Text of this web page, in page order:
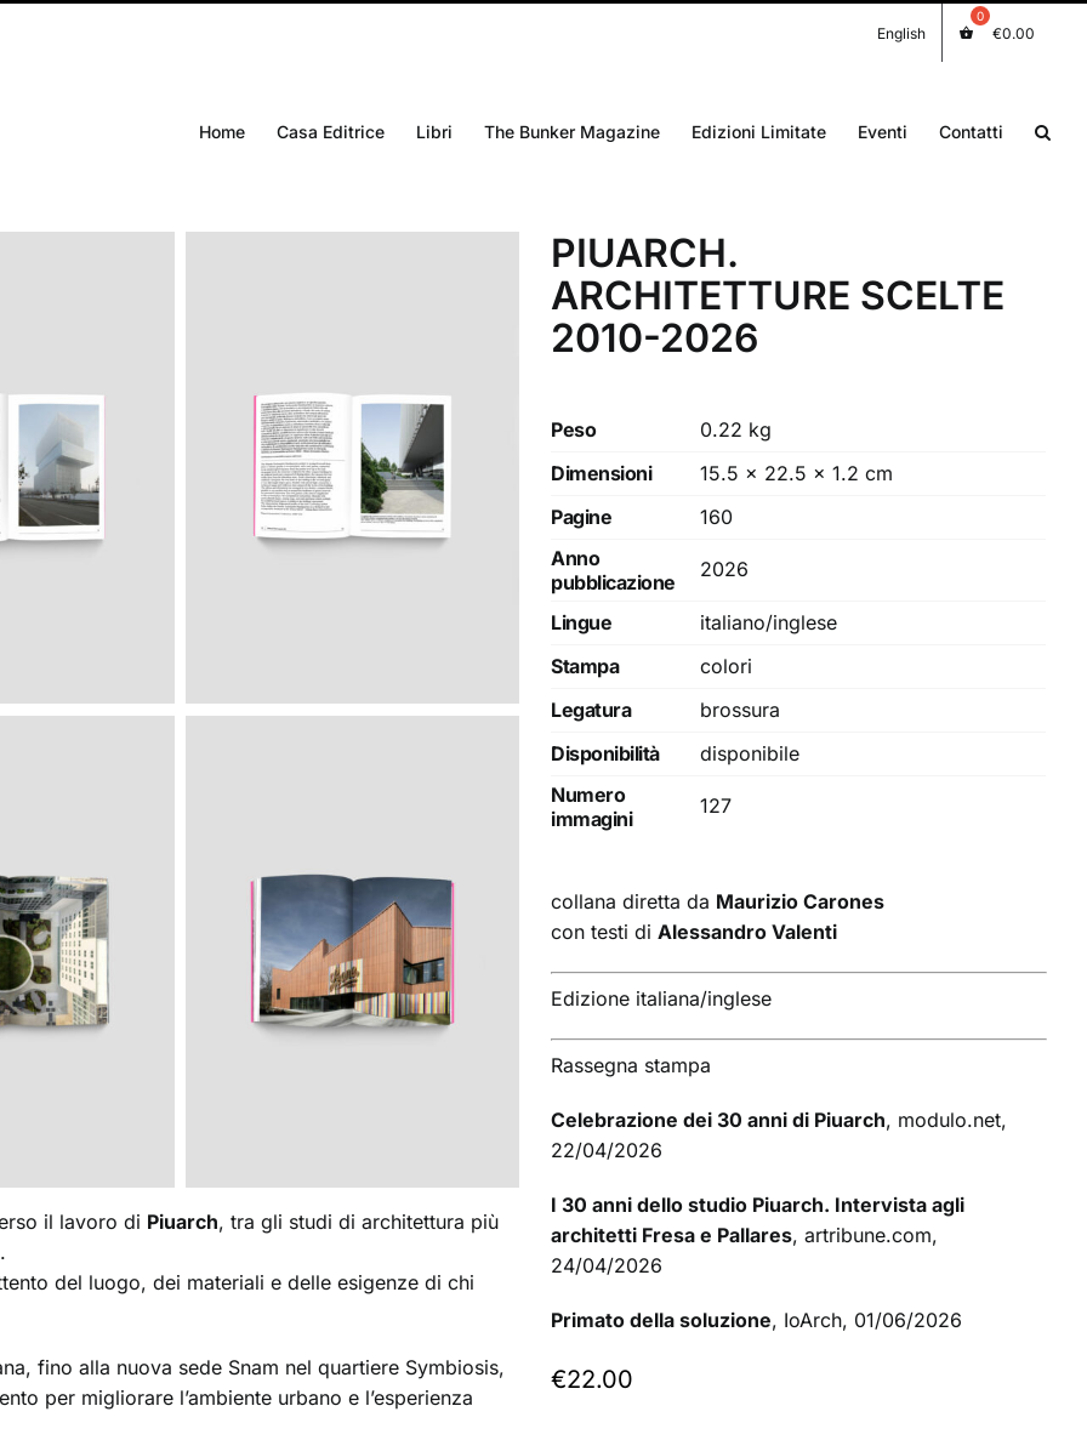
English €0.00
Home Casa Editrice Libri The Bunker Magazine Edizioni Limitate Eventi Contatti
il lavoro di Piuarch, tra gli studi di architettura più
del luogo, dei materiali e delle esigenze di chi
fino alla nuova sede Snam nel quartiere Symbiosis,
per migliorare l’ambiente urbano e l’esperienza
PIUARCH.
ARCHITETTURE SCELTE
2010-2026
Peso
0.22 kg
Dimensioni
15.5 × 22.5 × 1.2 cm
Pagine
160
Anno
pubblicazione
2026
Lingue
italiano/inglese
Stampa
colori
Legatura
brossura
Disponibilità
disponibile
Numero
immagini
127
collana diretta da Maurizio Carones
con testi diAlessandro Valenti
Edizione italiana/inglese
Rassegna stampa
Celebrazione dei 30 anni di Piuarch, modulo.net,
22/04/2026
I 30 anni dello studio Piuarch. Intervista agli
architetti Fresa e Pallares, artribune.com,
24/04/2026
Primato della soluzione, IoArch, 01/06/2026
€22.00